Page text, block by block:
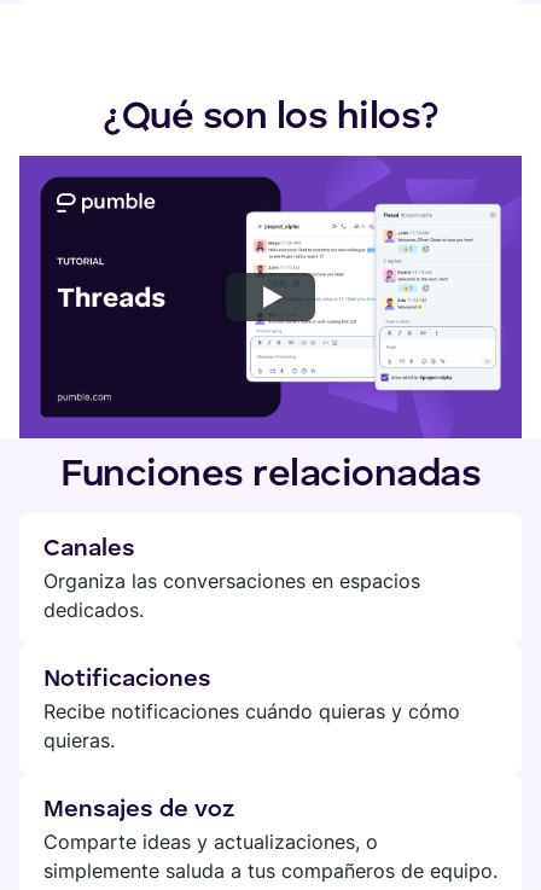
¿Qué son los hilos?
Funciones relacionadas
Canales
Organiza las conversaciones en espacios
dedicados.
Notificaciones
Recibe notificaciones cuándo quieras y cómo
quieras.
Mensajes de voz
Comparte ideas y actualizaciones, o
simplemente saluda a tus compañeros de equipo.